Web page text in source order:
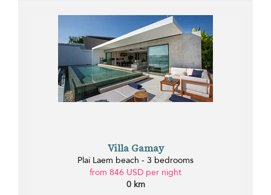
Villa Gamay
Plai Laem beach - 3 bedrooms
from 846 USD per night
0 km